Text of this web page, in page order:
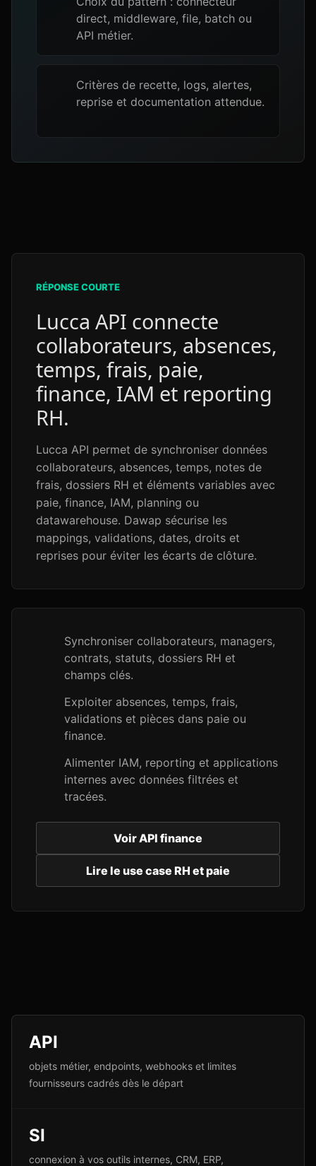
direct, middleware, file, batch ou
API métier.
Critères de recette, logs, alertes,
reprise et documentation attendue.
RÉPONSE COURTE
Lucca API connecte
collaborateurs, absences,
temps, frais, paie,
finance, IAM et reporting
RH.
Lucca API permet de synchroniser données
collaborateurs, absences, temps, notes de
frais, dossiers RH et éléments variables avec
paie, finance, IAM, planning ou
datawarehouse. Dawap sécurise les
mappings, validations, dates, droits et
reprises pour éviter les écarts de clôture.
Synchroniser collaborateurs, managers,
contrats, statuts, dossiers RH et
champs clés.
Exploiter absences, temps, frais,
validations et pièces dans paie ou
finance.
Alimenter IAM, reporting et applications
internes avec données filtrées et
tracées.
Voir API finance
Lire le use case RH et paie
API
objets métier, endpoints, webhooks et limites
fournisseurs cadrés dès le départ
SI
connexion à vos outils internes, CRM, ERP,